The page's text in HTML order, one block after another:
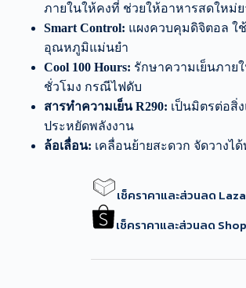
ภายในให้คงที่ ช่วยให้อาหารสดใหม่
Smart Control: แผงควบคุมดิจิตอล ใ
อุณหภูมิแม่นยำ
Cool 100 Hours: รักษาความเย็นภาย
ชั่วโมง กรณีไฟดับ
สารทำความเย็น R290: เป็นมิตรต่อสิ่
ประหยัดพลังงาน
ล้อเลื่อน: เคลื่อนย้ายสะดวก จัดวางไ
เช็คราคาและส่วนลด
เช็คราคาและส่วนลด